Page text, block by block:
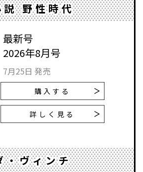
説 野性時代
最新号
2026年8月号
7月25日 発売
購入する
詳しく見る
・ヴィンチ